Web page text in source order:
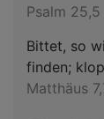
Psalm 25,5
Bittet, so
finden;
Matthäus